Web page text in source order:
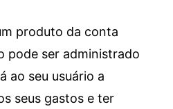
produto da conta
pode ser administrado
ao seu usuário a
seus gastos e ter